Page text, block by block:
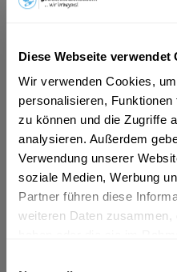
Diese Webseite verwendet
Wir verwenden Cookies,
personalisieren,
zu können und die Zugriffe
analysieren. Außerdem
Verwendung unserer
soziale Medien, Werbung
Partner führen diese
weiteren Daten zusammen,
inkl. MwSt.ggf. zzgl.
MEHRWEG
Warenkorb
Artikel-Nr.:
31115
Verfügbar in:
Pforzheim ,Eisingen , Ispringen,
Kämpfelbach,Königsbach-